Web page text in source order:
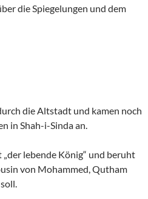
die Spiegelungen und dem
die Altstadt und kamen noch
in Shah-i-Sinda an.
lebende König“ und beruht
von Mohammed, Qutham